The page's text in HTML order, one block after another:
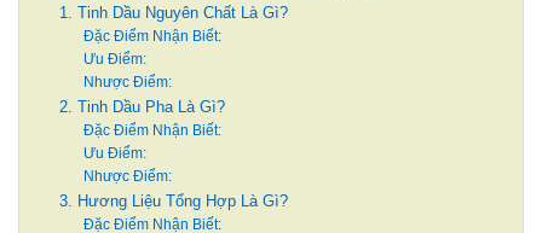
1. Tinh Dầu Nguyên Chất Là Gì?
Đặc Điểm Nhận Biết:
Ưu Điểm:
Nhược Điểm:
2. Tinh Dầu Pha Là Gì?
Đặc Điểm Nhận Biết:
Ưu Điểm:
Nhược Điểm:
3. Hương Liệu Tổng Hợp Là Gì?
Đặc Điểm Nhận Biết: